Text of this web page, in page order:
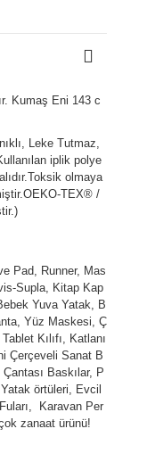
Kumaş Eni 143 c
Leke Tutmaz,
iplik polye
olmaya
TEX® /
Pad, Runner, Mas
Supla, Kitap Kap
Yuva Yatak, B
Yüz Maskesi, Ç
Kılıfı, Katlanı
Çerçeveli Sanat B
Baskılar, P
örtüleri, Evcil
Karavan Per
zanaat ürünü!